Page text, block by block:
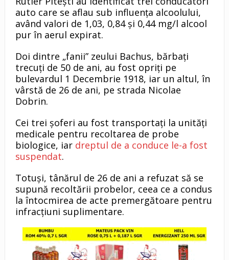
auto care se aflau sub influența alcoolului,
având valori de 1,03, 0,84 și 0,44 mg/l alcool
pur în aerul expirat.
Doi dintre „fanii” zeului Bachus, bărbați
trecuți de 50 de ani, au fost opriți pe
bulevardul 1 Decembrie 1918, iar un altul, în
vârstă de 26 de ani, pe strada Nicolae
Dobrin.
Cei trei șoferi au fost transportați la unități
medicale pentru recoltarea de probe
biologice, iar dreptul de a conduce le-a fost
suspendat.
Totuși, tânărul de 26 de ani a refuzat să se
supună recoltării probelor, ceea ce a condus
la întocmirea de acte premergătoare pentru
infracțiuni suplimentare.